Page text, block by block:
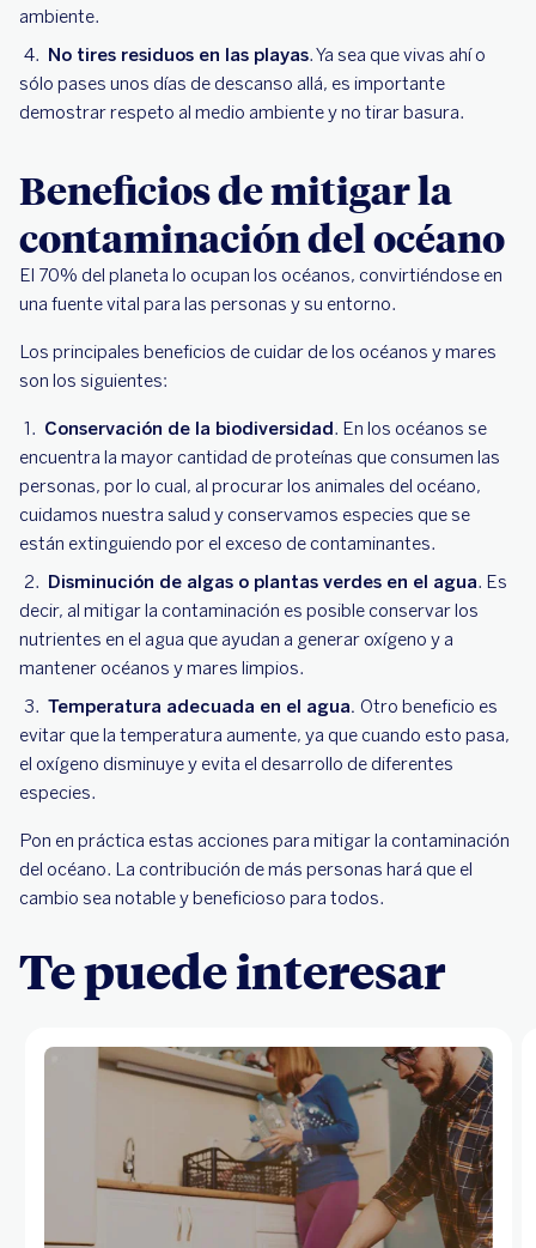
ambiente.
No tires residuos en las playas. Ya sea que vivas ahí o
sólo pases unos días de descanso allá, es importante
demostrar respeto al medio ambiente y no tirar basura.
Beneficios de mitigar la
contaminación del océano
El 70% del planeta lo ocupan los océanos, convirtiéndose en
una fuente vital para las personas y su entorno.
Los principales beneficios de cuidar de los océanos y mares
son los siguientes:
Conservación de la biodiversidad. En los océanos se
encuentra la mayor cantidad de proteínas que consumen las
personas, por lo cual, al procurar los animales del océano,
cuidamos nuestra salud y conservamos especies que se
están extinguiendo por el exceso de contaminantes.
Disminución de algas o plantas verdes en el agua. Es
decir, al mitigar la contaminación es posible conservar los
nutrientes en el agua que ayudan a generar oxígeno y a
mantener océanos y mares limpios.
Temperatura adecuada en el agua. Otro beneficio es
evitar que la temperatura aumente, ya que cuando esto pasa,
el oxígeno disminuye y evita el desarrollo de diferentes
especies.
Pon en práctica estas acciones para mitigar la contaminación
del océano. La contribución de más personas hará que el
cambio sea notable y beneficioso para todos.
Te puede interesar